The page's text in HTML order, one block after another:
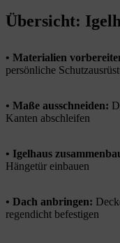
Übersicht:
• Materialien
persönliche
• Maße ausschneiden:
Kanten abschleifen
• Igelhaus
Hängetür einbauen
• Dach anbringen:
regendicht befestigen